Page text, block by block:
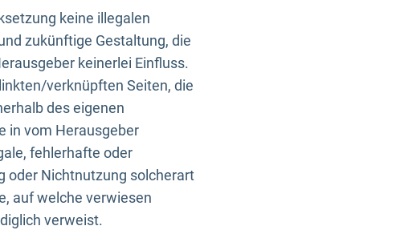
keine illegalen
zukünftige Gestaltung, die
keinerlei Einfluss.
verknüpften Seiten, die
des eigenen
in vom Herausgeber
fehlerhafte oder
oder Nichtnutzung solcherart
auf welche verwiesen
verweist.